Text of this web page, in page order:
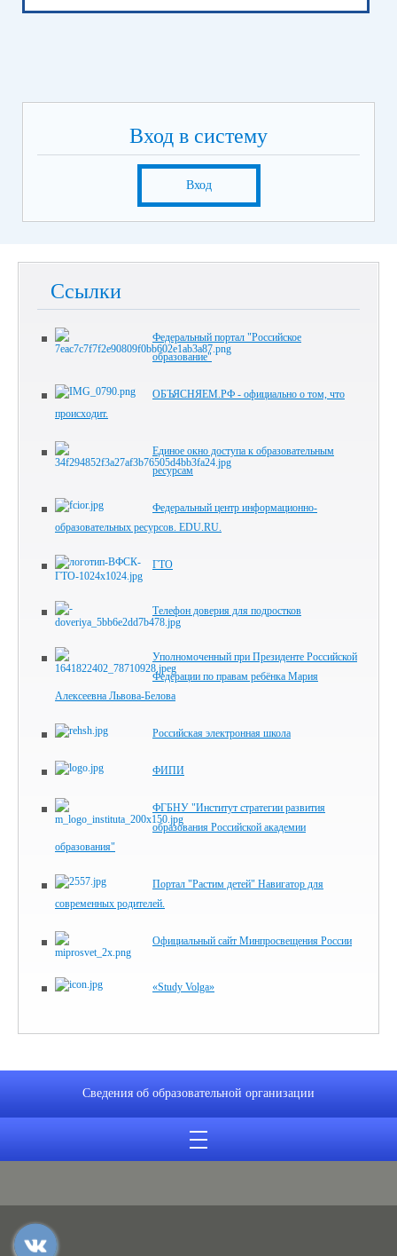
Вход в систему
Вход
Ссылки
Федеральный портал "Российское
образование"
ОБЪЯСНЯЕМ.РФ - официально о том, что
происходит.
Единое окно доступа к образовательным
ресурсам
Федеральный центр информационно-
образовательных ресурсов. EDU.RU.
ГТО
Телефон доверия для подростков
Уполномоченный при Президенте Российской
Федерации по правам ребёнка Мария
Алексеевна Львова-Белова
Российская электронная школа
ФИПИ
ФГБНУ "Институт стратегии развития
образования Российской академии
образования"
Портал "Растим детей" Навигатор для
современных родителей.
Официальный сайт Минпросвещения России
«Study Volga»
Сведения об образовательной организации